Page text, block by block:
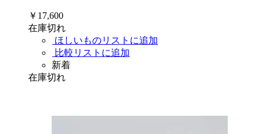
￥17,600
在庫切れ
ほしいものリストに追加
比較リストに追加
新着
在庫切れ